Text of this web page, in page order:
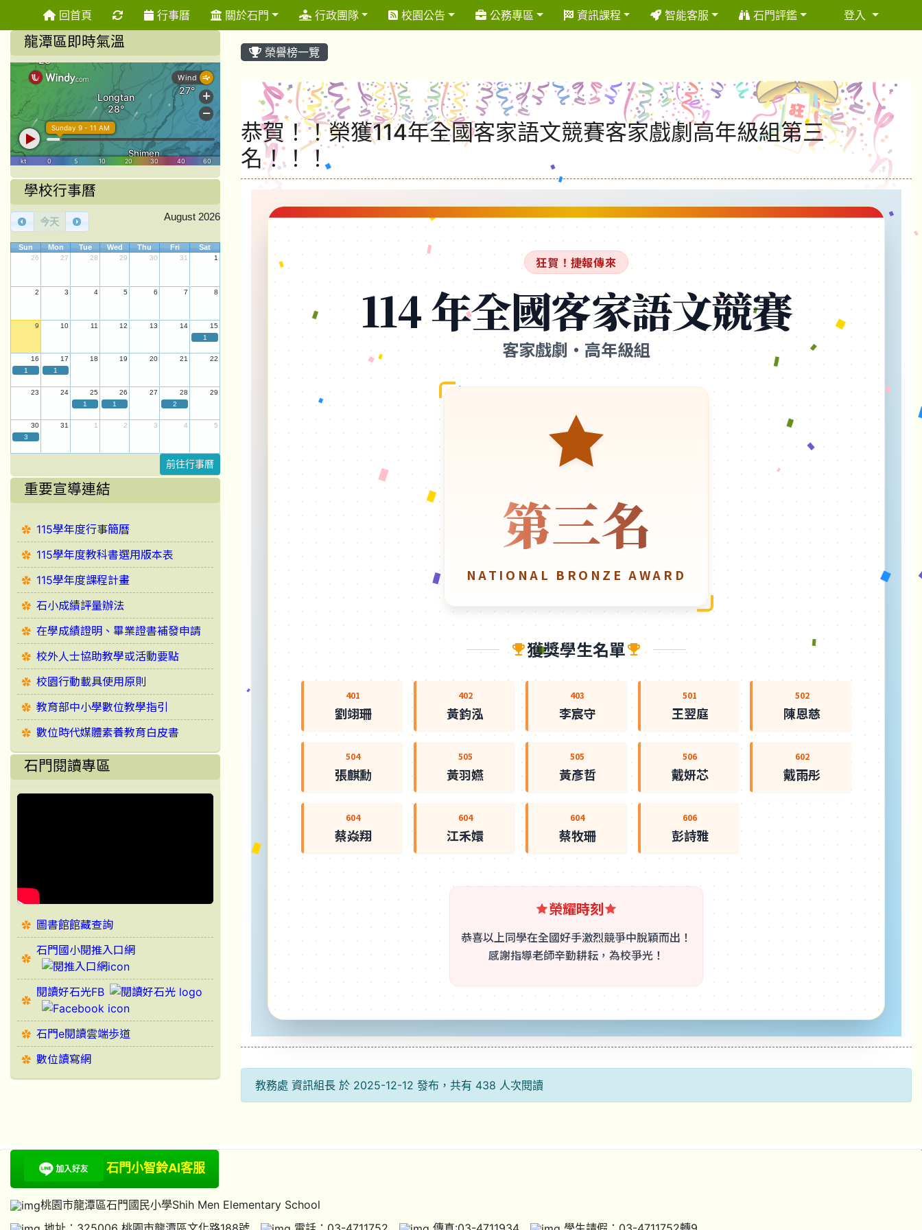
回首頁 重新取得佈景設定
行事曆 關於石門 行政團隊 校園公告 公務專區 資訊課程 智能客服 石門評鑑 登入
榮譽榜一覽
恭賀！！榮獲114年全國客家語文競賽客家戲劇高年級組第三
名！！！
狂賀！捷報傳來
114 年全國客家語文競賽
客家戲劇・高年級組
第三名
NATIONAL BRONZE AWARD
獲獎學生名單
401
劉翊珊
402
黃鈞泓
403
李宸守
501
王翌庭
502
陳恩慈
504
張麒勳
505
黃羽嬿
505
黃彥哲
506
戴妍芯
602
戴雨彤
604
蔡焱翔
604
江禾嬛
604
蔡牧珊
606
彭詩雅
榮耀時刻
恭喜以上同學在全國好手激烈競爭中脫穎而出！
感謝指導老師辛勤耕耘，為校爭光！
教務處 資訊組長 於 2025-12-12 發布，共有 438 人次閱讀
龍潭區即時氣溫
學校行事曆
今天 August 2026
Sun Mon Tue Wed Thu Fri Sat
26 27 28 29 30 31 1
2 3 4 5 6 7 8
9 10 11 12 13 14
15
1
16 17 18 19 20 21
22
1
1
23 24 25 26 27 28
29
1
1 2
30 31 1 2 3 4
5
3
前往行事曆
重要宣導連結
115學年度行事簡曆
115學年度教科書選用版本表
115學年度課程計畫
石小成績評量辦法
在學成績證明、畢業證書補發申請
校外人士協助教學或活動要點
校園行動載具使用原則
教育部中小學數位教學指引
數位時代媒體素養教育白皮書
石門閱讀專區
圖書館館藏查詢
石門國小閱推入口網
閱讀好石光FB
石門e閱讀雲端歩道
數位讀寫網
石門小智鈴AI客服
桃園市龍潭區石門國民小學Shih Men Elementary School